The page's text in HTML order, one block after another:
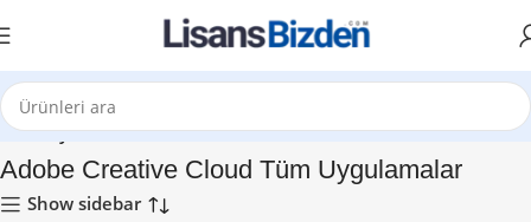
Ana Sayfa
Adobe Creative Cloud Tüm Uygulamalar
Show sidebar